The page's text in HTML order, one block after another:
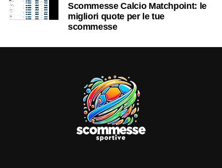
Scommesse Calcio Matchpoint: le
migliori quote per le tue
scommesse